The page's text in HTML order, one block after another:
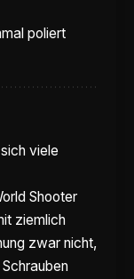
poliert
viele
Shooter
ziemlich
zwar nicht,